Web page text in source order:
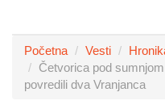
Početna Vesti
Četvorica pod
povredili dva Vranjanca